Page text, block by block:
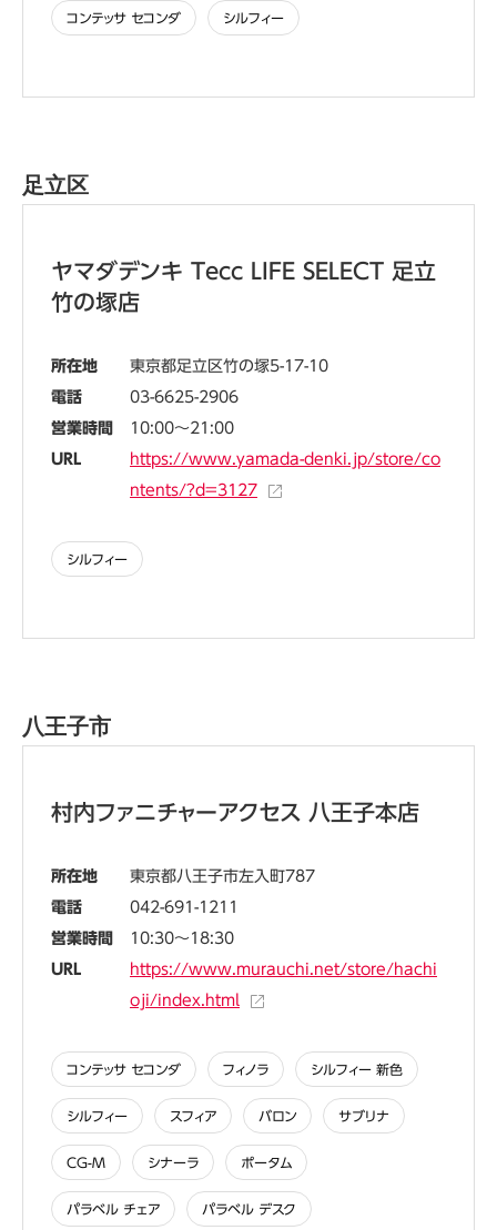
コンテッサ セコンダ シルフィー
足立区
ヤマダデンキ Tecc LIFE SELECT 足立
竹の塚店
所在地
東京都足立区竹の塚5-17-10
電話
03-6625-2906
営業時間
10:00～21:00
URL
https://www.yamada-denki.jp/store/co
ntents/?d=3127
シルフィー
八王子市
村内ファニチャーアクセス 八王子本店
所在地
東京都八王子市左入町787
電話
042-691-1211
営業時間
10:30～18:30
URL
https://www.murauchi.net/store/hachi
oji/index.html
コンテッサ セコンダ フィノラ シルフィー 新色
シルフィー スフィア バロン サブリナ
CG-M シナーラ ポータム
パラベル チェア パラベル デスク